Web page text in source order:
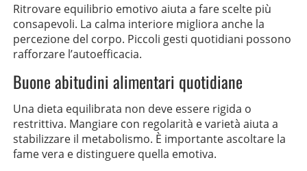
Ritrovare equilibrio emotivo aiuta a fare scelte più
consapevoli. La calma interiore migliora anche la
percezione del corpo. Piccoli gesti quotidiani possono
rafforzare l’autoefficacia.
Buone abitudini alimentari quotidiane
Una dieta equilibrata non deve essere rigida o
restrittiva. Mangiare con regolarità e varietà aiuta a
stabilizzare il metabolismo. È importante ascoltare la
fame vera e distinguere quella emotiva.